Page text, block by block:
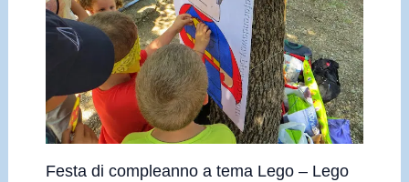
Festa di compleanno a tema Lego – Lego